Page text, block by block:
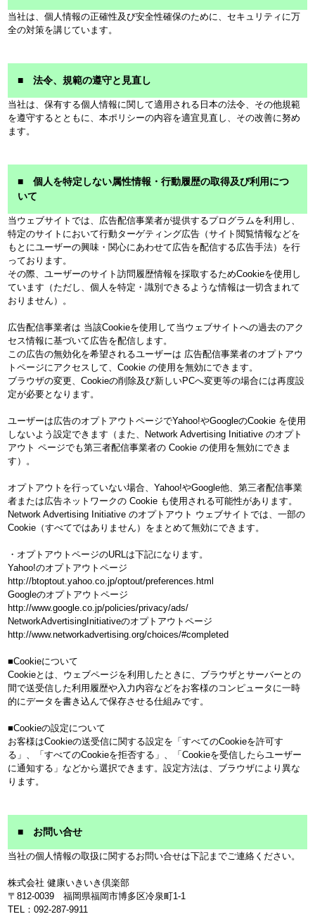
当社は、個人情報の正確性及び安全性確保のために、セキュリティに万
全の対策を講じています。
■ 法令、規範の遵守と見直し
当社は、保有する個人情報に関して適用される日本の法令、その他規範
を遵守するとともに、本ポリシーの内容を適宜見直し、その改善に努め
ます。
■ 個人を特定しない属性情報・行動履歴の取得及び利用につ
いて
当ウェブサイトでは、広告配信事業者が提供するプログラムを利用し、
特定のサイトにおいて行動ターゲティング広告（サイト閲覧情報などを
もとにユーザーの興味・関心にあわせて広告を配信する広告手法）を行
っております。
その際、ユーザーのサイト訪問履歴情報を採取するためCookieを使用し
ています（ただし、個人を特定・識別できるような情報は一切含まれて
おりません）。
広告配信事業者は 当該Cookieを使用して当ウェブサイトへの過去のアク
セス情報に基づいて広告を配信します。
この広告の無効化を希望されるユーザーは 広告配信事業者のオプトアウ
トページにアクセスして、Cookie の使用を無効にできます。
ブラウザの変更、Cookieの削除及び新しいPCへ変更等の場合には再度設
定が必要となります。
ユーザーは広告のオプトアウトページでYahoo!やGoogleのCookie を使用
しないよう設定できます（また、Network Advertising Initiative のオプト
アウト ページでも第三者配信事業者の Cookie の使用を無効にできま
す）。
オプトアウトを行っていない場合、Yahoo!やGoogle他、第三者配信事業
者または広告ネットワークの Cookie も使用される可能性があります。
Network Advertising Initiative のオプトアウト ウェブサイトでは、一部の
Cookie（すべてではありません）をまとめて無効にできます。
・オプトアウトページのURLは下記になります。
Yahoo!のオプトアウトページ
http://btoptout.yahoo.co.jp/optout/preferences.html
Googleのオプトアウトページ
http://www.google.co.jp/policies/privacy/ads/
NetworkAdvertisingInitiativeのオプトアウトページ
http://www.networkadvertising.org/choices/#completed
■Cookieについて
Cookieとは、ウェブページを利用したときに、ブラウザとサーバーとの
間で送受信した利用履歴や入力内容などをお客様のコンピュータに一時
的にデータを書き込んで保存させる仕組みです。
■Cookieの設定について
お客様はCookieの送受信に関する設定を「すべてのCookieを許可す
る」、「すべてのCookieを拒否する」、「Cookieを受信したらユーザー
に通知する」などから選択できます。設定方法は、ブラウザにより異な
ります。
■ お問い合せ
当社の個人情報の取扱に関するお問い合せは下記までご連絡ください。
株式会社 健康いきいき倶楽部
〒812-0039 福岡県福岡市博多区冷泉町1-1
TEL：092-287-9911